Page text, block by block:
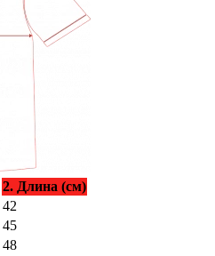
2. Длина (см)
42
45
48